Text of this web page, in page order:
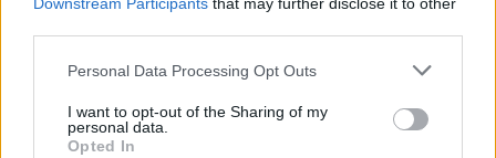
Personal Data Processing Opt Outs
I want to opt-out of the Sharing of my
personal data.
Opted In
X Mastodon Telegram